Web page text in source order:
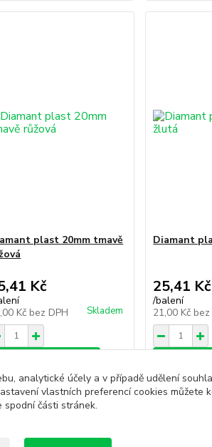
plast 20mm tmavě
Kč
Kč bez DPH Skladem
Diamant
25,41 Kč
/balení
21,00 Kč bez
analytické účely a v případě udělení
vlastních preferencí cookies můžete
spodní části stránek.